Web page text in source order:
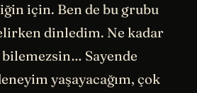
için. Ben de bu grubu
dinledim. Ne kadar
Sayende
yaşayacağım, çok